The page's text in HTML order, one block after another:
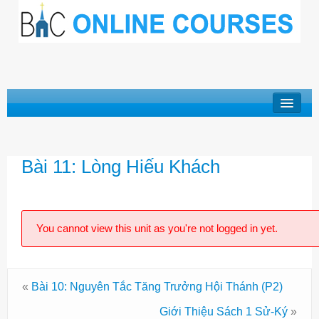
Basic Doctrines Course
Khóa Học “Cuộc Đời Chúa Cứu Thế”
Log In
Bài 11: Lòng Hiếu Khách
You cannot view this unit as you're not logged in yet.
« Bài 10: Nguyên Tắc Tăng Trưởng Hội Thánh (P2)
Giới Thiệu Sách 1 Sử-Ký »